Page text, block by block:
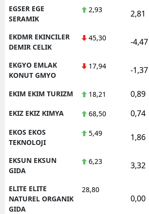
EGSER EGE
SERAMIK
2,93 2,81
EKDMR EKINCILER
DEMIR CELIK
45,30 -4,47
EKGYO EMLAK
KONUT GMYO
17,94 -1,37
EKIM EKIM TURIZM 18,21 0,89
EKIZ EKIZ KIMYA 68,50 0,74
EKOS EKOS
TEKNOLOJI
5,49 1,86
EKSUN EKSUN
GIDA
6,23 3,32
ELITE ELITE
NATUREL ORGANIK
GIDA
28,80
0,00